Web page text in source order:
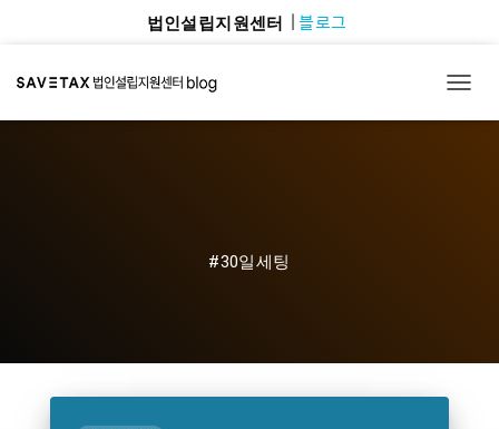
법인설립지원센터 블로그
#30일세팅